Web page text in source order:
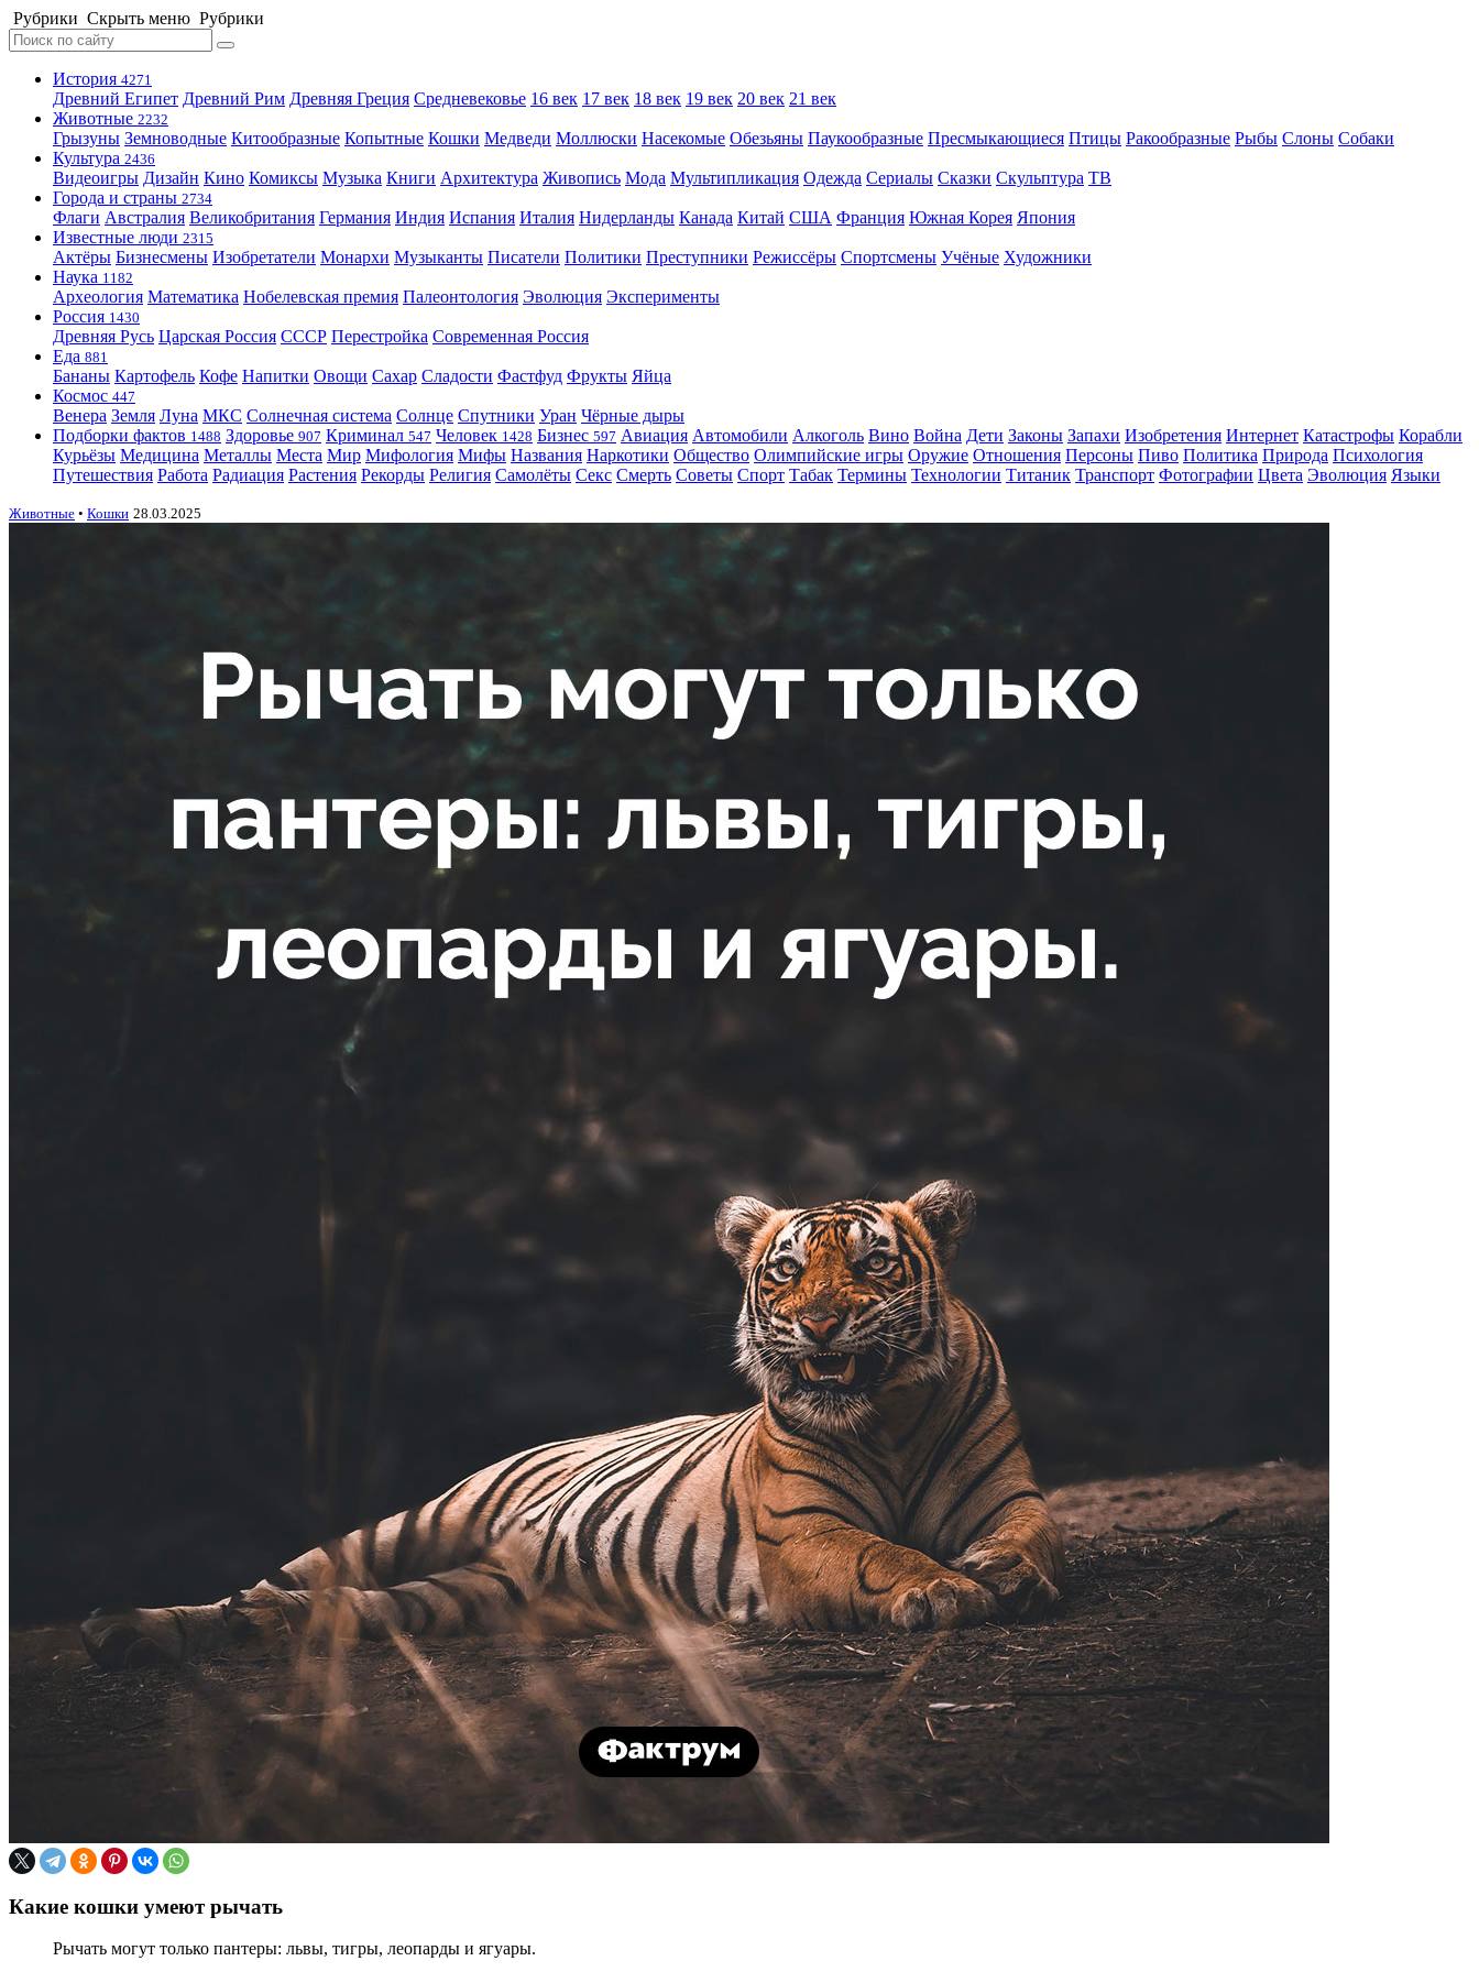
Рубрики Скрыть меню Рубрики
История 4271
Древний Египет Древний Рим Древняя Греция Средневековье 16 век 17 век 18 век 19 век 20 век 21 век
Животные 2232
Грызуны Земноводные Китообразные Копытные Кошки Медведи Моллюски Насекомые Обезьяны Паукообразные Пресмыкающиеся Птицы Ракообразные Рыбы Слоны Собаки
Культура 2436
Видеоигры Дизайн Кино Комиксы Музыка Книги Архитектура Живопись Мода Мультипликация Одежда Сериалы Сказки Скульптура ТВ
Города и страны 2734
Флаги Австралия Великобритания Германия Индия Испания Италия Нидерланды Канада Китай США Франция Южная Корея Япония
Известные люди 2315
Актёры Бизнесмены Изобретатели Монархи Музыканты Писатели Политики Преступники Режиссёры Спортсмены Учёные Художники
Наука 1182
Археология Математика Нобелевская премия Палеонтология Эволюция Эксперименты
Россия 1430
Древняя Русь Царская Россия СССР Перестройка Современная Россия
Еда 881
Бананы Картофель Кофе Напитки Овощи Сахар Сладости Фастфуд Фрукты Яйца
Космос 447
Венера Земля Луна МКС Солнечная система Солнце Спутники Уран Чёрные дыры
Подборки фактов 1488 Здоровье 907 Криминал 547 Человек 1428 Бизнес 597 Авиация Автомобили Алкоголь Вино Война Дети Законы Запахи Изобретения Интернет Катастрофы Корабли
Курьёзы Медицина Металлы Места Мир Мифология Мифы Названия Наркотики Общество Олимпийские игры Оружие Отношения Персоны Пиво Политика Природа Психология
Путешествия Работа Радиация Растения Рекорды Религия Самолёты Секс Смерть Советы Спорт Табак Термины Технологии Титаник Транспорт Фотографии Цвета Эволюция Языки
Животные • Кошки 28.03.2025
Какие кошки умеют рычать
Рычать могут только пантеры: львы, тигры, леопарды и ягуары.